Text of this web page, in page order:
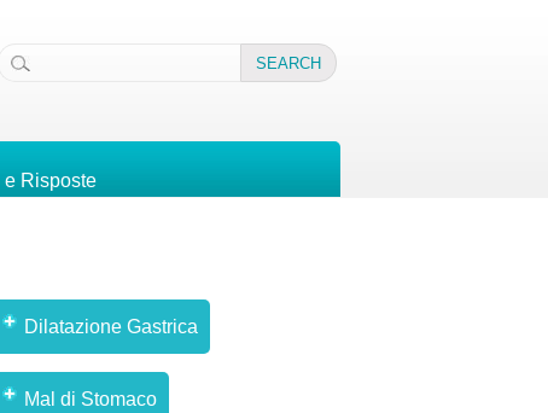
e Risposte
Dilatazione Gastrica
Mal di Stomaco